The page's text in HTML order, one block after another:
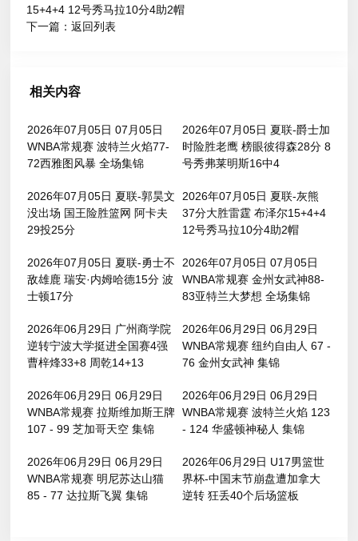
15+4+4 12号秀马拉10分4助2帽
下一篇：返回列表
相关内容
2026年07月05日 07月05日
WNBA常规赛 波特兰火焰77-
72西雅图风暴 全场集锦
2026年07月05日 夏联-爵士加
时险胜老鹰 榜眼彼得森28分 8
号秀弗莱明斯16中4
2026年07月05日 夏联-郭昊文
没出场 国王险胜篮网 阿卡夫
29投25分
2026年07月05日 夏联-灰熊
37分大胜雷霆 布泽尔15+4+4
12号秀马拉10分4助2帽
2026年07月05日 夏联-勇士不
敌雄鹿 瑞安·内姆哈德15分 波
士顿17分
2026年07月05日 07月05日
WNBA常规赛 金州女武神88-
83亚特兰大梦想 全场集锦
2026年06月29日 广州商学院
逆转宁波大学挺进全国赛4强
曹梓烽33+8 周乾14+13
2026年06月29日 06月29日
WNBA常规赛 纽约自由人 67 -
76 金州女武神 集锦
2026年06月29日 06月29日
WNBA常规赛 拉斯维加斯王牌
107 - 99 芝加哥天空 集锦
2026年06月29日 06月29日
WNBA常规赛 波特兰火焰 123
- 124 华盛顿神秘人 集锦
2026年06月29日 06月29日
WNBA常规赛 明尼苏达山猫
85 - 77 达拉斯飞翼 集锦
2026年06月29日 U17男篮世
界杯-中国末节崩盘遭加拿大
逆转 狂丢40个后场篮板